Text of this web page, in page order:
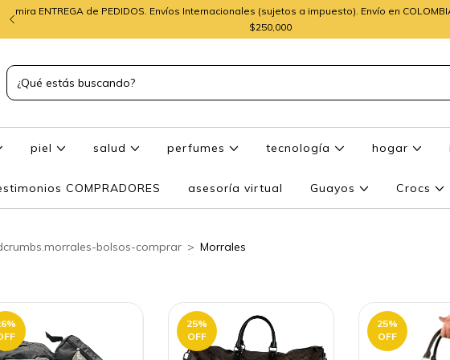
mira ENTREGA de PEDIDOS. Envíos Internacionales (sujetos a impuesto). Envío en
$250,000
piel salud perfumes tecnología hogar
COMPRADORES asesoría virtual Guayos Crocs
bolsos-comprar > Morrales
%
25%
OFF
25%
OFF